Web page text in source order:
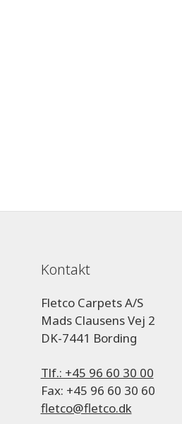
Kontakt
Fletco Carpets A/S
Mads Clausens Vej 2
DK-7441 Bording
Tlf.: +45 96 60 30 00
Fax: +45 96 60 30 60
fletco@fletco.dk